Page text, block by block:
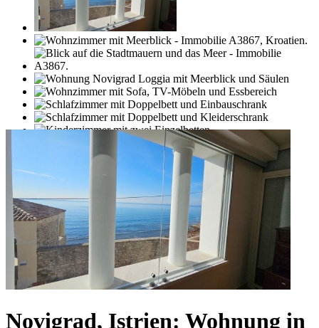
Novigrad, Istrien: Wohnung in